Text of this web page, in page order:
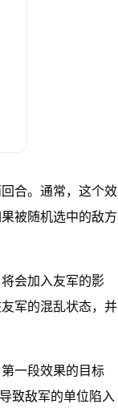
合。通常，这个效
被随机选中的敌方
会加入友军的影
军的混乱状态，并
一段效果的目标
致敌军的单位陷入